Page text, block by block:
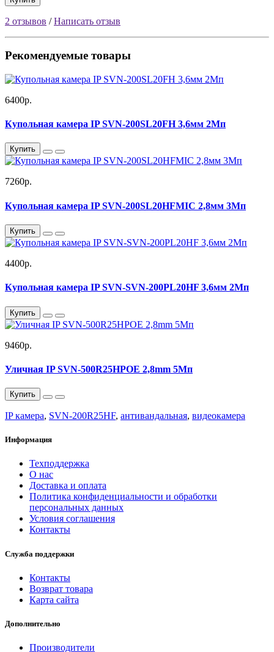
2 отзывов /Написать отзыв
Рекомендуемые товары
6400р.
Купольная камера IP SVN-200SL20FH 3,6мм 2Мп
Купить
7260р.
Купольная камера IP SVN-200SL20HFMIC 2,8мм 3Мп
Купить
4400р.
Купольная камера IP SVN-SVN-200PL20HF 3,6мм 2Мп
Купить
9460р.
Уличная IP SVN-500R25HPOE 2,8mm 5Мп
Купить
IP камера, SVN-200R25HF, антивандальная, видеокамера
Информация
Техподдержка
О нас
Доставка и оплата
Политика конфиденциальности и обработки
персональных данных
Условия соглашения
Контакты
Служба поддержки
Контакты
Возврат товара
Карта сайта
Дополнительно
Производители